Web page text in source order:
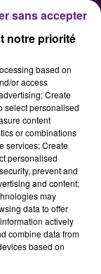
PELLOUX
notre priorité
based on
or access
Create
select personalised
content
or combinations
services; Create
personalised
prevent and
and content;
may
data to offer
actively
combine data from
based on
sans accepter